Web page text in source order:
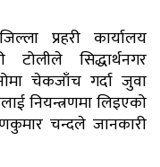
प्रहरी कार्यालय
सिद्धार्थनगर
चेकजाँच गर्दा जुवा
नियन्त्रणमा लिइएको
चन्दले जानकारी